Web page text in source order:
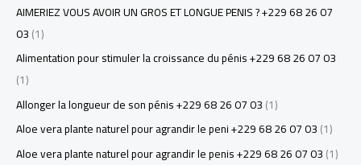
AIMERIEZ VOUS AVOIR UN GROS ET LONGUE PENIS ? +229 68 26 07
03(1)
Alimentation pour stimuler la croissance du pénis +229 68 26 07 03
(1)
Allonger la longueur de son pénis +229 68 26 07 03(1)
Aloe vera plante naturel pour agrandir le peni +229 68 26 07 03(1)
Aloe vera plante naturel pour agrandir le penis +229 68 26 07 03(1)